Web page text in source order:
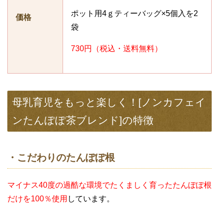
価格
ポット用4ｇティーバッグ×5個入を2
袋
730円（税込・送料無料）
母乳育児をもっと楽しく！[ノンカフェイ
ンたんぽぽ茶ブレンド]の特徴
・こだわりのたんぽぽ根
マイナス40度の過酷な環境でたくましく育ったたんぽぽ根
だけを100％使用 しています。